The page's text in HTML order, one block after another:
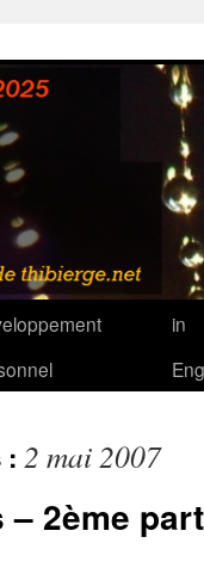
in
: 2 mai 2007
2ème